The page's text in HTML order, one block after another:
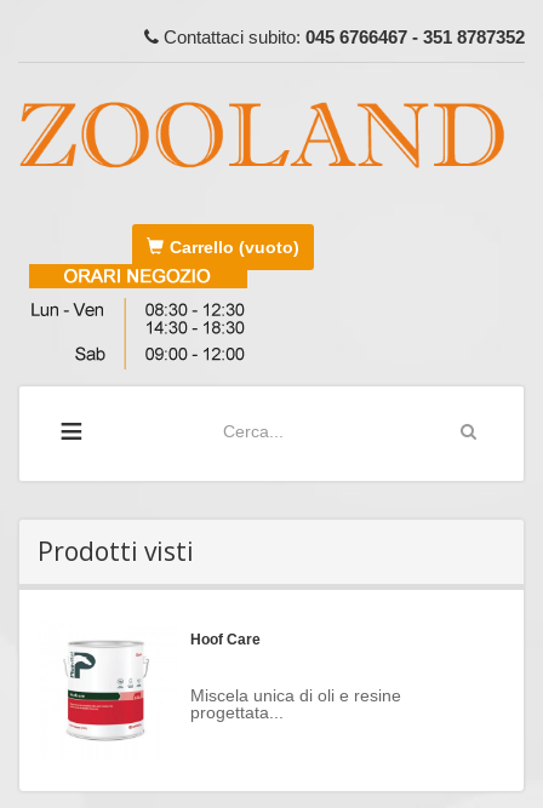
Contattaci subito: 045 6766467 - 351 8787352
Carrello (vuoto)
≡
Prodotti visti
Hoof Care
Miscela unica di oli e resine
progettata...